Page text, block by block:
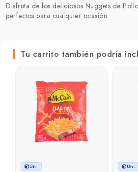
Disfruta de los deliciosos Nuggets de
perfectos para cualquier ocasión.
Tu carrito también podría
Un. Un.